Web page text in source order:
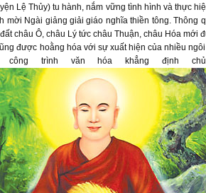
Lệ Thủy) tu hành, nắm vững tình hình và thực
mời Ngài giảng giải giáo nghĩa thiền tông.
châu Ô, châu Lý tức châu Thuận, châu Hóa
được hoằng hóa với sự xuất hiện của nhiều
trình văn hóa khẳng định